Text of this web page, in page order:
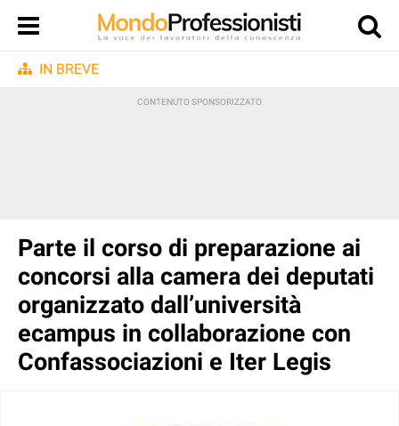
IN BREVE
Parte il corso di preparazione ai
concorsi alla camera dei deputati
organizzato dall’università
ecampus in collaborazione con
Confassociazioni e Iter Legis